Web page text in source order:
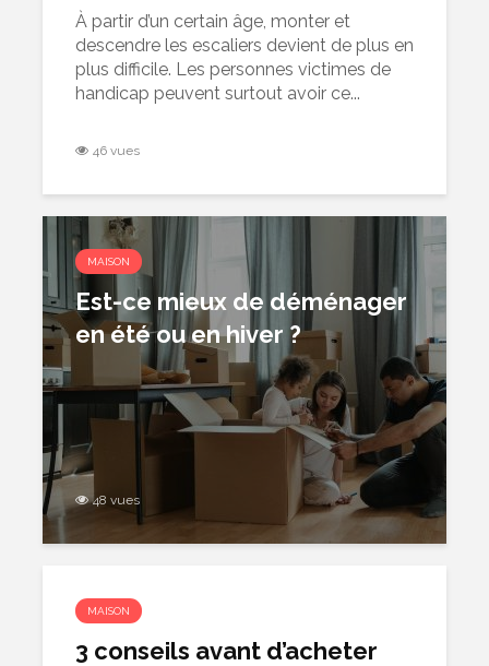
À partir d’un certain âge, monter et
descendre les escaliers devient de plus en
plus difficile. Les personnes victimes de
handicap peuvent surtout avoir ce...
46 vues
MAISON
Est-ce mieux de déménager
en été ou en hiver ?
48 vues
MAISON
3 conseils avant d’acheter